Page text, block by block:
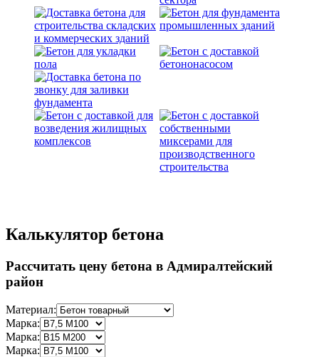
Калькулятор бетона
Рассчитать цену бетона в Адмиралтейский
район
Материал:
Марка:
Марка:
Марка: